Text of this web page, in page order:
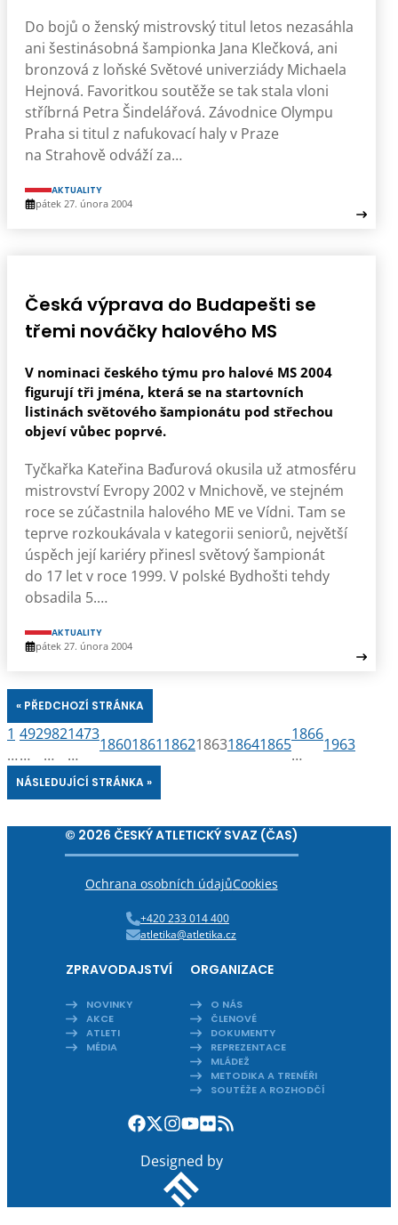
Do bojů o ženský mistrovský titul letos nezasáhla
ani šestinásobná šampionka Jana Klečková, ani
bronzová z loňské Světové univerziády Michaela
Hejnová. Favoritkou soutěže se tak stala vloni
stříbrná Petra Šindelářová. Závodnice Olympu
Praha si titul z nafukovací haly v Praze
na Strahově odváží za…
AKTUALITY
pátek 27. února 2004
Česká výprava do Budapešti se
třemi nováčky halového MS
V nominaci českého týmu pro halové MS 2004
figurují tři jména, která se na startovních
listinách světového šampionátu pod střechou
objeví vůbec poprvé.
Tyčkařka Kateřina Baďurová okusila už atmosféru
mistrovství Evropy 2002 v Mnichově, ve stejném
roce se zúčastnila halového ME ve Vídni. Tam se
teprve rozkoukávala v kategorii seniorů, největší
úspěch její kariéry přinesl světový šampionát
do 17 let v roce 1999. V polské Bydhošti tehdy
obsadila 5.…
AKTUALITY
pátek 27. února 2004
« PŘEDCHOZÍ STRÁNKA
1
…
492
…
982
…
1473
…
186018611862186318641865
1866
…
1963
NÁSLEDUJÍCÍ STRÁNKA »
© 2026 ČESKÝ ATLETICKÝ SVAZ (ČAS)
Ochrana osobních údajůCookies
+420 233 014 400
atletika@atletika.cz
ZPRAVODAJSTVÍ
NOVINKY
AKCE
ATLETI
MÉDIA
ORGANIZACE
O NÁS
ČLENOVÉ
DOKUMENTY
REPREZENTACE
MLÁDEŽ
METODIKA A TRENÉŘI
SOUTĚŽE A ROZHODČÍ
Designed by